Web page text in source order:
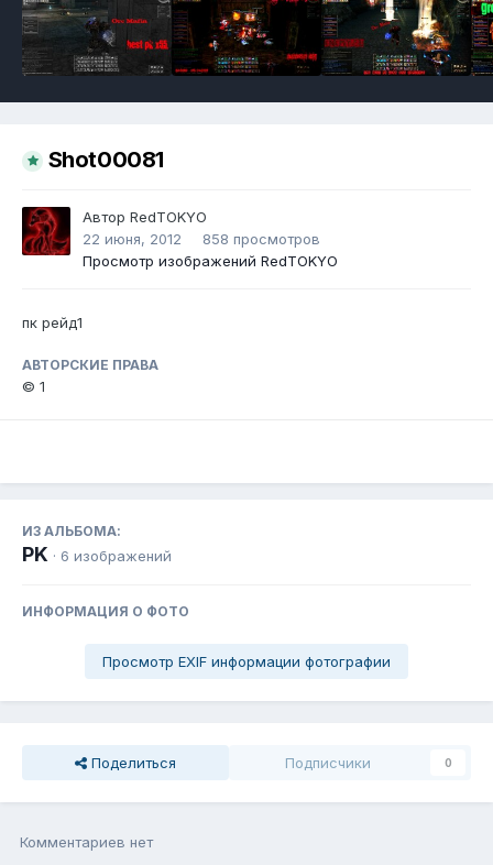
Shot00081
Автор RedTOKYO
22 июня, 2012
858 просмотров
Просмотр изображений RedTOKYO
пк рейд1
АВТОРСКИЕ ПРАВА
© 1
ИЗ АЛЬБОМА:
PK · 6 изображений
ИНФОРМАЦИЯ О ФОТО
Просмотр EXIF информации фотографии
Поделиться Подписчики 0
Комментариев нет